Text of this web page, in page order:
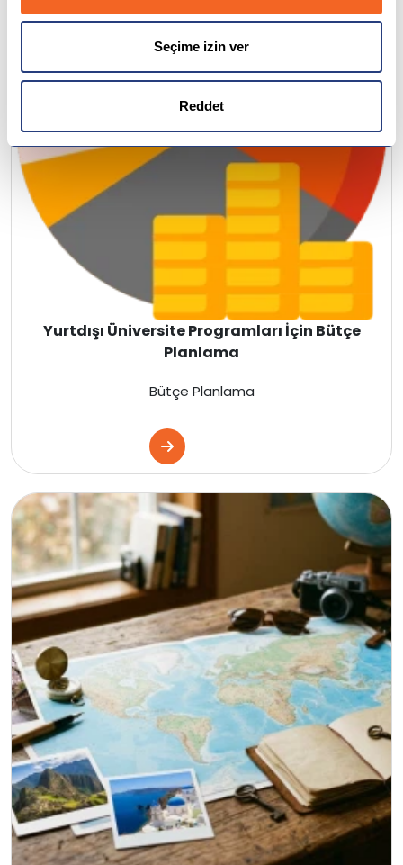
Seçime izin ver
Reddet
Finlandiya
Çin
Gürcistan
Litvanya
İtalya
Fransa
İspanya
Malta
İrlanda
Avustralya
Almanya
Amerika
Yurtdışı Üniversite Programları İçin Bütçe
Planlama
Bütçe Planlama